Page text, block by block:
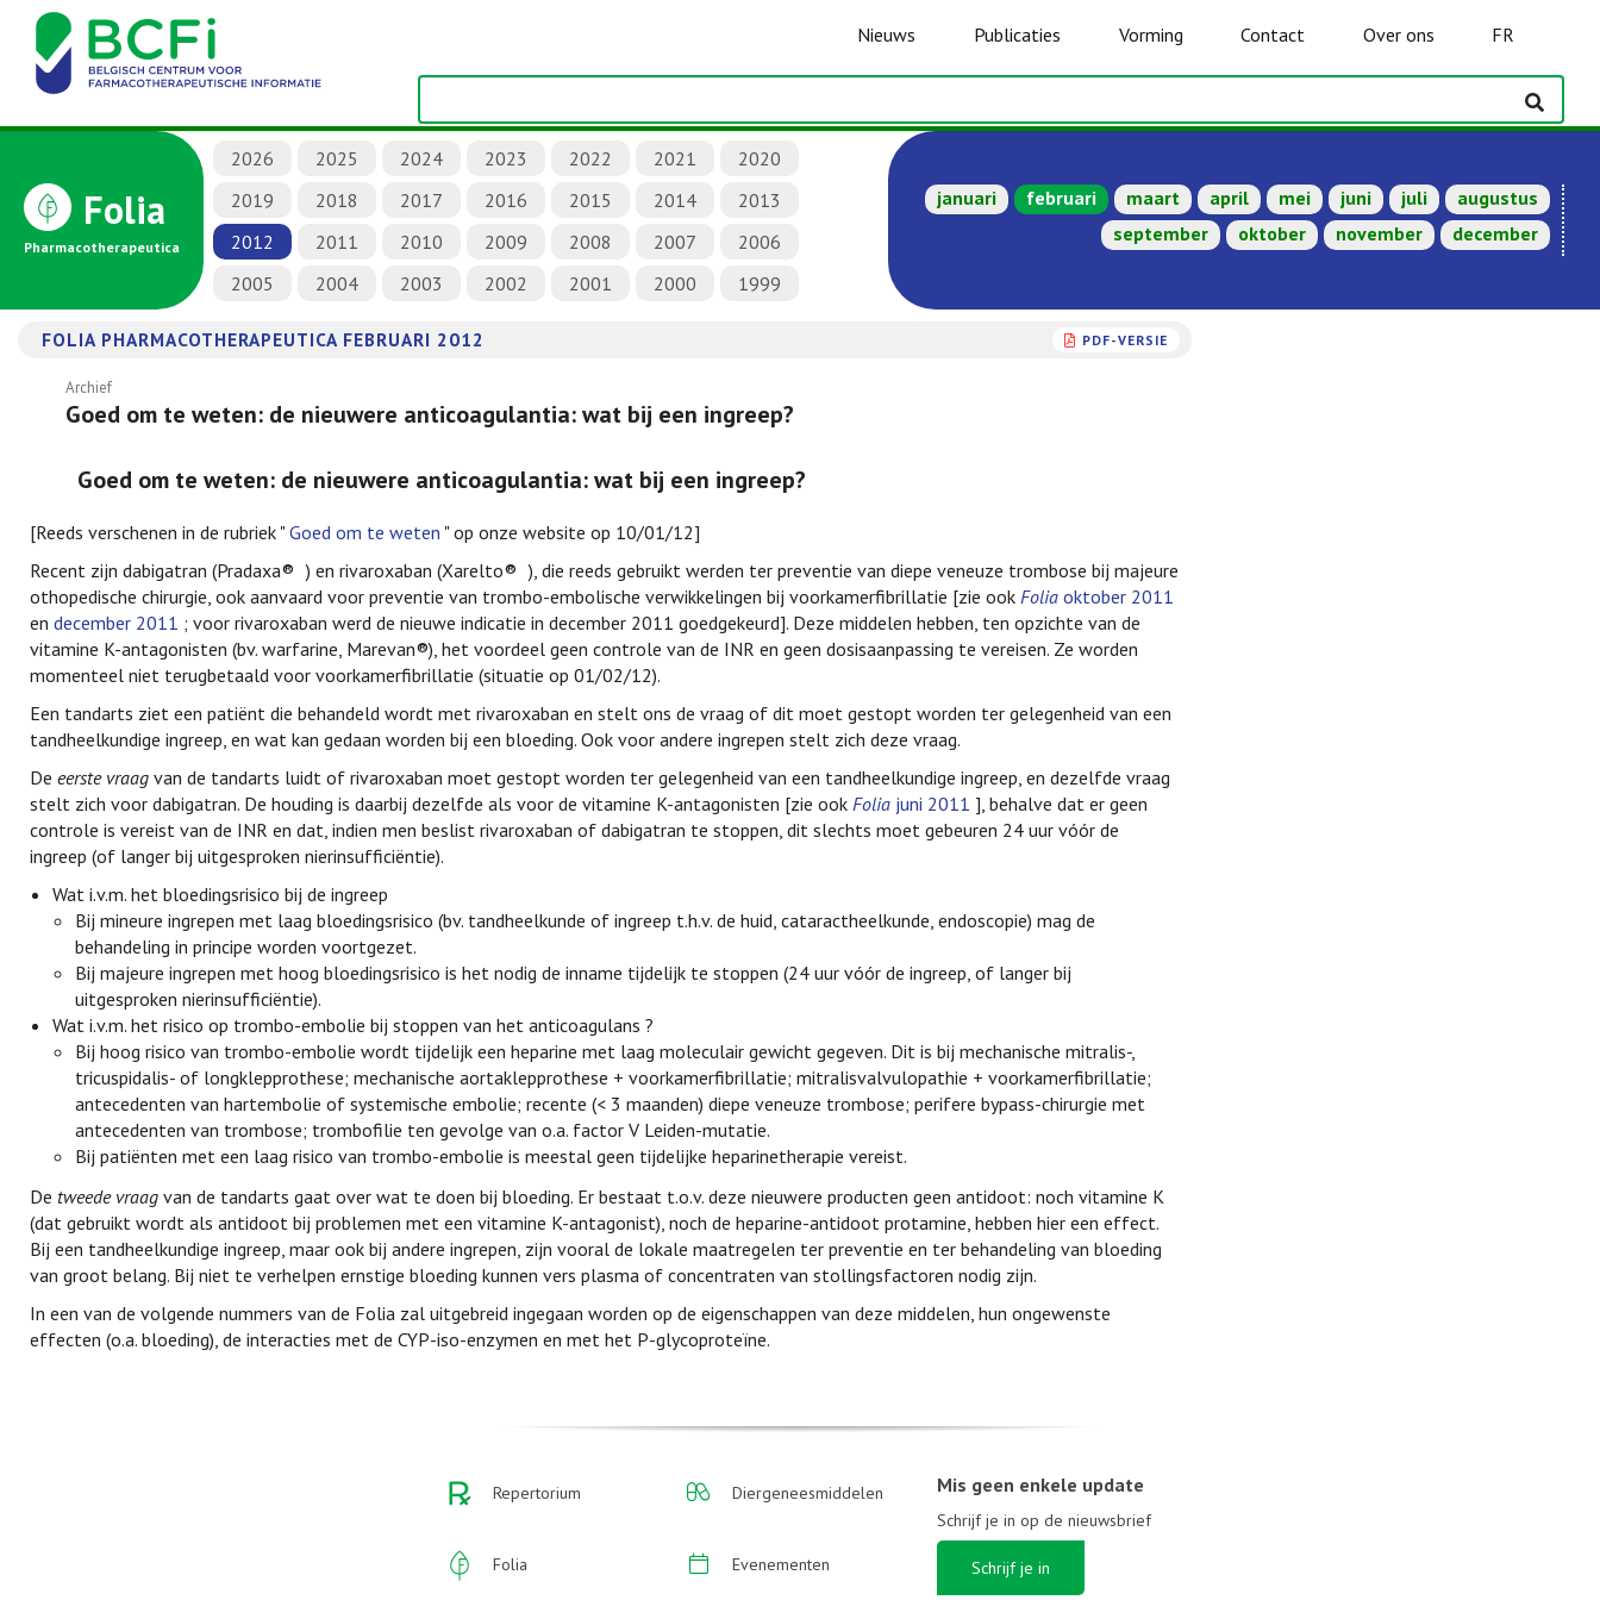
Nieuws Publicaties Vorming Contact Over ons FR
Folia
Pharmacotherapeutica
2026 2025 2024 2023 2022 2021
2020
2019
2018 2017 2016 2015 2014
2013
2012
2011 2010 2009 2008 2007
2006
2005
2004 2003 2002 2001 2000 1999
januari februari maart april mei juni juli
augustus
september
oktober november december
FOLIA PHARMACOTHERAPEUTICA FEBRUARI 2012 PDF-VERSIE
Archief
Goed om te weten: de nieuwere anticoagulantia: wat bij een ingreep?
Goed om te weten: de nieuwere anticoagulantia: wat bij een ingreep?
[Reeds verschenen in de rubriek "Goed om te weten " op onze website op 10/01/12]
Recent zijn dabigatran (Pradaxa® ) en rivaroxaban (Xarelto® ), die reeds gebruikt werden ter preventie van diepe veneuze trombose bij majeure
othopedische chirurgie, ook aanvaard voor preventie van trombo-embolische verwikkelingen bij voorkamerfibrillatie [zie ook Folia oktober 2011
en december 2011 ; voor rivaroxaban werd de nieuwe indicatie in december 2011 goedgekeurd]. Deze middelen hebben, ten opzichte van de
vitamine K-antagonisten (bv. warfarine, Marevan®), het voordeel geen controle van de INR en geen dosisaanpassing te vereisen. Ze worden
momenteel niet terugbetaald voor voorkamerfibrillatie (situatie op 01/02/12).
Een tandarts ziet een patiënt die behandeld wordt met rivaroxaban en stelt ons de vraag of dit moet gestopt worden ter gelegenheid van een
tandheelkundige ingreep, en wat kan gedaan worden bij een bloeding. Ook voor andere ingrepen stelt zich deze vraag.
De eerste vraag van de tandarts luidt of rivaroxaban moet gestopt worden ter gelegenheid van een tandheelkundige ingreep, en dezelfde vraag
stelt zich voor dabigatran. De houding is daarbij dezelfde als voor de vitamine K-antagonisten [zie ook Folia juni 2011 ], behalve dat er geen
controle is vereist van de INR en dat, indien men beslist rivaroxaban of dabigatran te stoppen, dit slechts moet gebeuren 24 uur vóór de
ingreep (of langer bij uitgesproken nierinsufficiëntie).
Wat i.v.m. het bloedingsrisico bij de ingreep
Bij mineure ingrepen met laag bloedingsrisico (bv. tandheelkunde of ingreep t.h.v. de huid, cataractheelkunde, endoscopie) mag de
behandeling in principe worden voortgezet.
Bij majeure ingrepen met hoog bloedingsrisico is het nodig de inname tijdelijk te stoppen (24 uur vóór de ingreep, of langer bij
uitgesproken nierinsufficiëntie).
Wat i.v.m. het risico op trombo-embolie bij stoppen van het anticoagulans ?
Bij hoog risico van trombo-embolie wordt tijdelijk een heparine met laag moleculair gewicht gegeven. Dit is bij mechanische mitralis-,
tricuspidalis- of longklepprothese; mechanische aortaklepprothese + voorkamerfibrillatie; mitralisvalvulopathie + voorkamerfibrillatie;
antecedenten van hartembolie of systemische embolie; recente (< 3 maanden) diepe veneuze trombose; perifere bypass-chirurgie met
antecedenten van trombose; trombofilie ten gevolge van o.a. factor V Leiden-mutatie.
Bij patiënten met een laag risico van trombo-embolie is meestal geen tijdelijke heparinetherapie vereist.
De tweede vraag van de tandarts gaat over wat te doen bij bloeding. Er bestaat t.o.v. deze nieuwere producten geen antidoot: noch vitamine K
(dat gebruikt wordt als antidoot bij problemen met een vitamine K-antagonist), noch de heparine-antidoot protamine, hebben hier een effect.
Bij een tandheelkundige ingreep, maar ook bij andere ingrepen, zijn vooral de lokale maatregelen ter preventie en ter behandeling van bloeding
van groot belang. Bij niet te verhelpen ernstige bloeding kunnen vers plasma of concentraten van stollingsfactoren nodig zijn.
In een van de volgende nummers van de Folia zal uitgebreid ingegaan worden op de eigenschappen van deze middelen, hun ongewenste
effecten (o.a. bloeding), de interacties met de CYP-iso-enzymen en met het P-glycoproteïne.
Repertorium
Folia
Diergeneesmiddelen
Evenementen
Mis geen enkele update
Schrijf je in op de nieuwsbrief
Schrijf je in